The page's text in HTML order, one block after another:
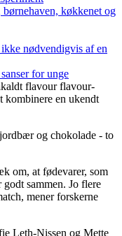
køkkenet og
nødvendigvis af en
for unge
flavour flavour-
kombinere en ukendt
og chokolade - to
om, at fødevarer, som
sammen. Jo flere
mener forskerne
Leth-Nissen og Mette